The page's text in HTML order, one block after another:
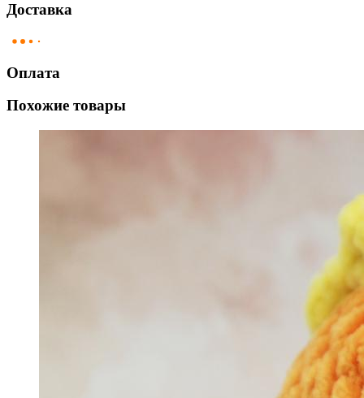
Доставка
Оплата
Похожие товары